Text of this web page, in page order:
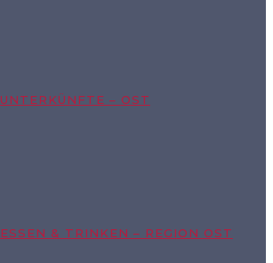
UNTERKÜNFTE – OST
ESSEN & TRINKEN – REGION OST